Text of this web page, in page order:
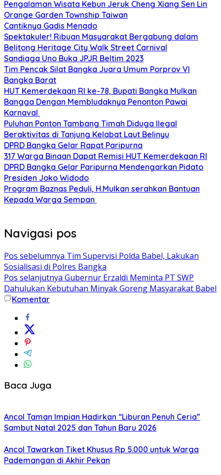
Pengalaman Wisata Kebun Jeruk Cheng Xiang Sen Lin
Orange Garden Township Taiwan
Cantiknya Gadis Menado
Spektakuler! Ribuan Masyarakat Bergabung dalam
Belitong Heritage City Walk Street Carnival
Sandiaga Uno Buka JPJR Beltim 2023
Tim Pencak Silat Bangka Juara Umum Porprov VI
Bangka Barat
HUT Kemerdekaan RI ke-78, Bupati Bangka Mulkan
Bangga Dengan Membludaknya Penonton Pawai
Karnaval
Puluhan Ponton Tambang Timah Diduga Ilegal
Beraktivitas di Tanjung Kelabat Laut Belinyu
DPRD Bangka Gelar Rapat Paripurna
317 Warga Binaan Dapat Remisi HUT Kemerdekaan RI
DPRD Bangka Gelar Paripurna Mendengarkan Pidato
Presiden Joko Widodo
Program Baznas Peduli, H.Mulkan serahkan Bantuan
Kepada Warga Sempan
Navigasi pos
Pos sebelumnya Tim Supervisi Polda Babel, Lakukan
Sosialisasi di Polres Bangka
Pos selanjutnya Gubernur Erzaldi Meminta PT SWP
Dahulukan Kebutuhan Minyak Goreng Masyarakat Babel
Komentar
Baca Juga
Ancol Taman Impian Hadirkan “Liburan Penuh Ceria”
Sambut Natal 2025 dan Tahun Baru 2026
Ancol Tawarkan Tiket Khusus Rp 5.000 untuk Warga
Pademangan di Akhir Pekan